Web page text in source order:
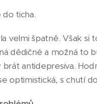
ticha.
velmi špatně. Však
dědičné a možná to
antidepresiva.
optimistická, s chutí